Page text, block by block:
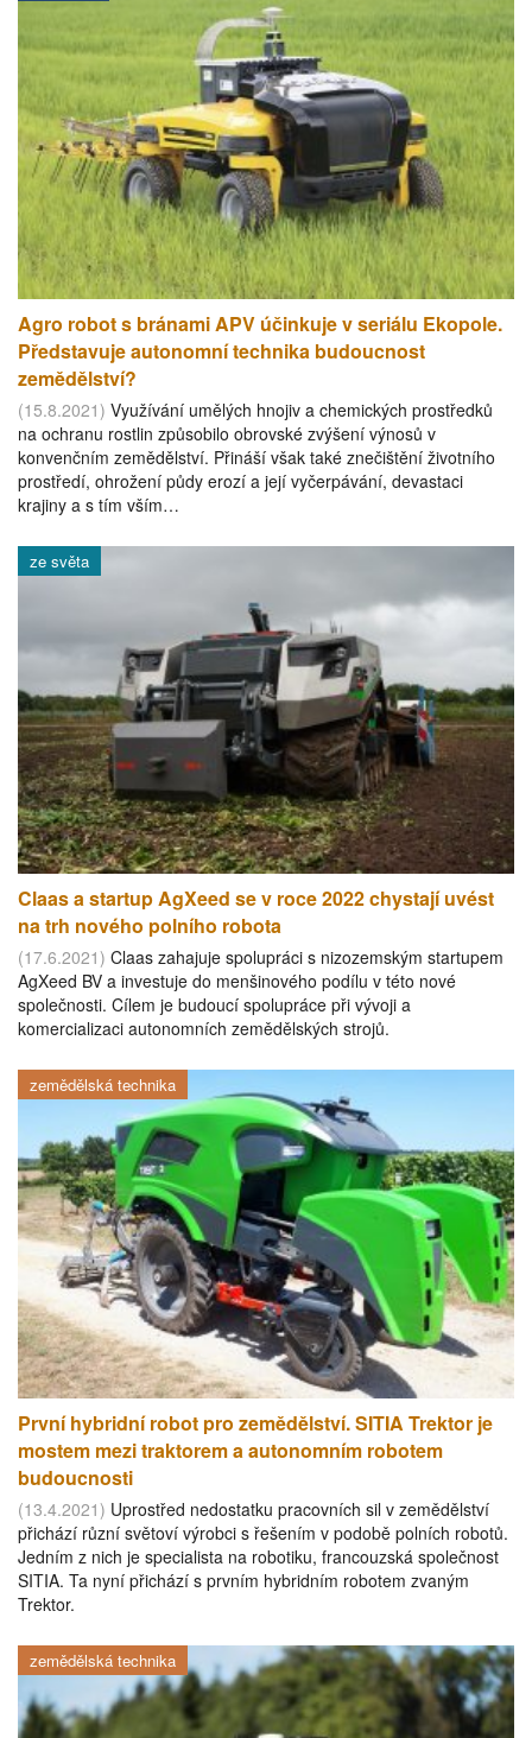
Agro robot s bránami APV účinkuje v seriálu Ekopole.
Představuje autonomní technika budoucnost
zemědělství?
(15.8.2021) Využívání umělých hnojiv a chemických prostředků
na ochranu rostlin způsobilo obrovské zvýšení výnosů v
konvenčním zemědělství. Přináší však také znečištění životního
prostředí, ohrožení půdy erozí a její vyčerpávání, devastaci
krajiny a s tím vším…
ze světa
Claas a startup AgXeed se v roce 2022 chystají uvést
na trh nového polního robota
(17.6.2021) Claas zahajuje spolupráci s nizozemským startupem
AgXeed BV a investuje do menšinového podílu v této nové
společnosti. Cílem je budoucí spolupráce při vývoji a
komercializaci autonomních zemědělských strojů.
zemědělská technika
První hybridní robot pro zemědělství. SITIA Trektor je
mostem mezi traktorem a autonomním robotem
budoucnosti
(13.4.2021) Uprostřed nedostatku pracovních sil v zemědělství
přichází různí světoví výrobci s řešením v podobě polních robotů.
Jedním z nich je specialista na robotiku, francouzská společnost
SITIA. Ta nyní přichází s prvním hybridním robotem zvaným
Trektor.
zemědělská technika